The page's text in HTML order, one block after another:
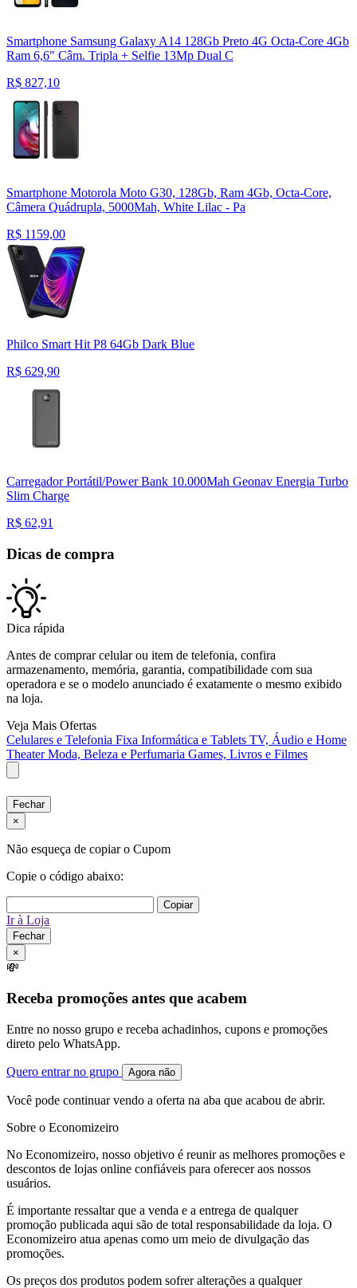
Smartphone Samsung Galaxy A14 128Gb Preto 4G Octa-Core 4Gb
Ram 6,6" Câm. Tripla + Selfie 13Mp Dual C
R$ 827,10
Smartphone Motorola Moto G30, 128Gb, Ram 4Gb, Octa-Core,
Câmera Quádrupla, 5000Mah, White Lilac - Pa
R$ 1159,00
Philco Smart Hit P8 64Gb Dark Blue
R$ 629,90
Carregador Portátil/Power Bank 10.000Mah Geonav Energia Turbo
Slim Charge
R$ 62,91
Dicas de compra
Dica rápida
Antes de comprar celular ou item de telefonia, confira
armazenamento, memória, garantia, compatibilidade com sua
operadora e se o modelo anunciado é exatamente o mesmo exibido
na loja.
Veja Mais Ofertas
Celulares e Telefonia Fixa Informática e Tablets TV, Áudio e Home
TheaterModa, Beleza e Perfumaria Games, Livros e Filmes
Fechar
×
Não esqueça de copiar o Cupom
Copie o código abaixo:
Copiar
Ir à Loja
Fechar
×
💸
Receba promoções antes que acabem
Entre no nosso grupo e receba achadinhos, cupons e promoções
direto pelo WhatsApp.
Quero entrar no grupo Agora não
Você pode continuar vendo a oferta na aba que acabou de abrir.
Sobre o Economizeiro
No Economizeiro, nosso objetivo é reunir as melhores promoções e
descontos de lojas online confiáveis para oferecer aos nossos
usuários.
É importante ressaltar que a venda e a entrega de qualquer
promoção publicada aqui são de total responsabilidade da loja. O
Economizeiro atua apenas como um meio de divulgação das
promoções.
Os preços dos produtos podem sofrer alterações a qualquer